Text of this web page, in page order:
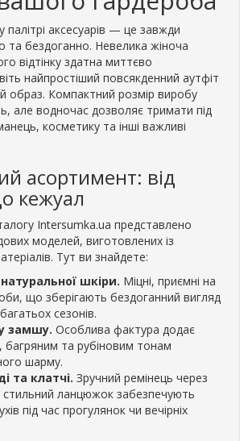
палітрі аксесуарів — це завжди
та бездоганно. Невелика жіноча
відтінку здатна миттєво
найпростіший повсякденний аутфіт
образ. Компактний розмір виробу
але водночас дозволяє тримати під
косметику та інші важливі
асортимент: від
кежуал
Intersumka.ua представлено
моделей, виготовлених із
Тут ви знайдете:
шкіри. Міцні, приємні на
що зберігають бездоганний вигляд
сезонів.
замшу. Особлива фактура додає
та рубіновим тонам
шарму.
та клатчі. Зручний ремінець через
ланцюжок забезпечують
під час прогулянок чи вечірніх